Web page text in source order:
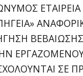
ΣΕ